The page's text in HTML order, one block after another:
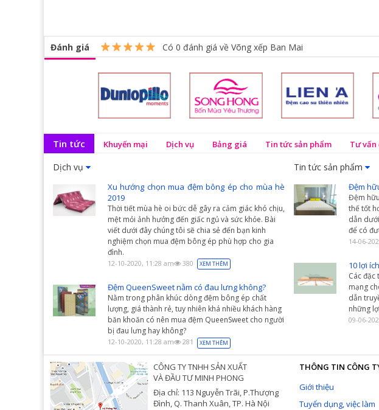
Đánh giá Có 0 đánh giá về Võng xếp Ban Mai
Tin tức Khuyến mại Dịch vụ Bảng giá Tin tức sản phẩm Tư vấn
Dịch vụ Tin tức sản phẩm
Xu hướng chọn mua đệm bông ép cho mùa hè
2019
Thời tiết mùa hè oi bức dễ gây ra cảm giác khó chịu,
mệt mỏi ảnh hưởng đến giấc ngủ và sức khỏe. Bài
viết dưới đây chúng tôi sẽ chia sẻ đến bạn kinh
nghiệm chọn mua đệm bông ép phù hợp cho gia
đình.
12-10-2020, 11:28 am 380 XEM THÊM
Đệm QueenSweet nằm có đau lưng không?
Nằm trong phân khúc dòng đệm bông ép chất
lượng, giá thành rẻ, tuy nhiên khá nhiều khách hàng
băn khoăn có nên mua đệm QueenSweet cho người
bị đau lưng hay không?
12-10-2020, 11:28 am 281 XEM THÊM
Đệm
Đệm
thế tốt
dẫn
để có
14-06-
10 lợi
Các đặc
mạng
dẫn
những
09-06-
CÔNG TY TNHH SẢN XUẤT
VÀ ĐẦU TƯ MINH PHONG
Địa chỉ: 113 Nguyễn Trãi, P.Thượng
Đình, Q. Thanh Xuân, TP. Hà Nội
THÔNG TIN CÔNG
Giới thiệu
Tuyển dụng, việc làm